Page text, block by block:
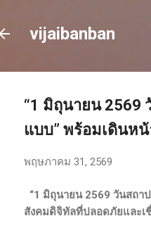
vijaibanban
“1 มิถุนายน 2569
แบบ” พร้อมเดินห
พฤษภาคม 31, 2569
“1 มิถุนายน 2569 วันสถา
สังคมดิจิทัลที่ปลอดภัยและเ